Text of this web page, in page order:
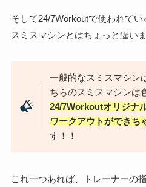
そして24/7Workoutで使われて
スミスマシンとはちょっと違いま
一般的なスミスマシン
ちらのスミスマシンは
24/7Workoutオリジナ
ワークアウトができち
す！！
これ一つあれば、トレーナーの